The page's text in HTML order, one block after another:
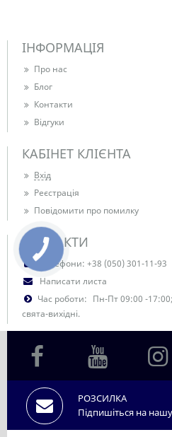
ІНФОРМАЦІЯ
Про нас
Блог
Контакти
Відгуки
КАБІНЕТ КЛІЄНТА
Вхід
Реєстрація
Повідомити про помилку
КОНТАКТИ
Телефони: +38 (050) 301-11-93
Написати листа
Час роботи: Пн-Пт 09:00 -
свята-вихідні.
РОЗСИЛКА
Підпишіться на